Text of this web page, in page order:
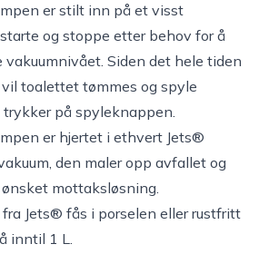
er stilt inn på et visst
og stoppe etter behov for å
Siden det hele tiden
vil toalettet tømmes og spyle
trykker på spyleknappen.
er hjertet i ethvert Jets®
den maler opp avfallet og
mottaksløsning.
Jets® fås i porselen eller rustfritt
inntil 1 L.